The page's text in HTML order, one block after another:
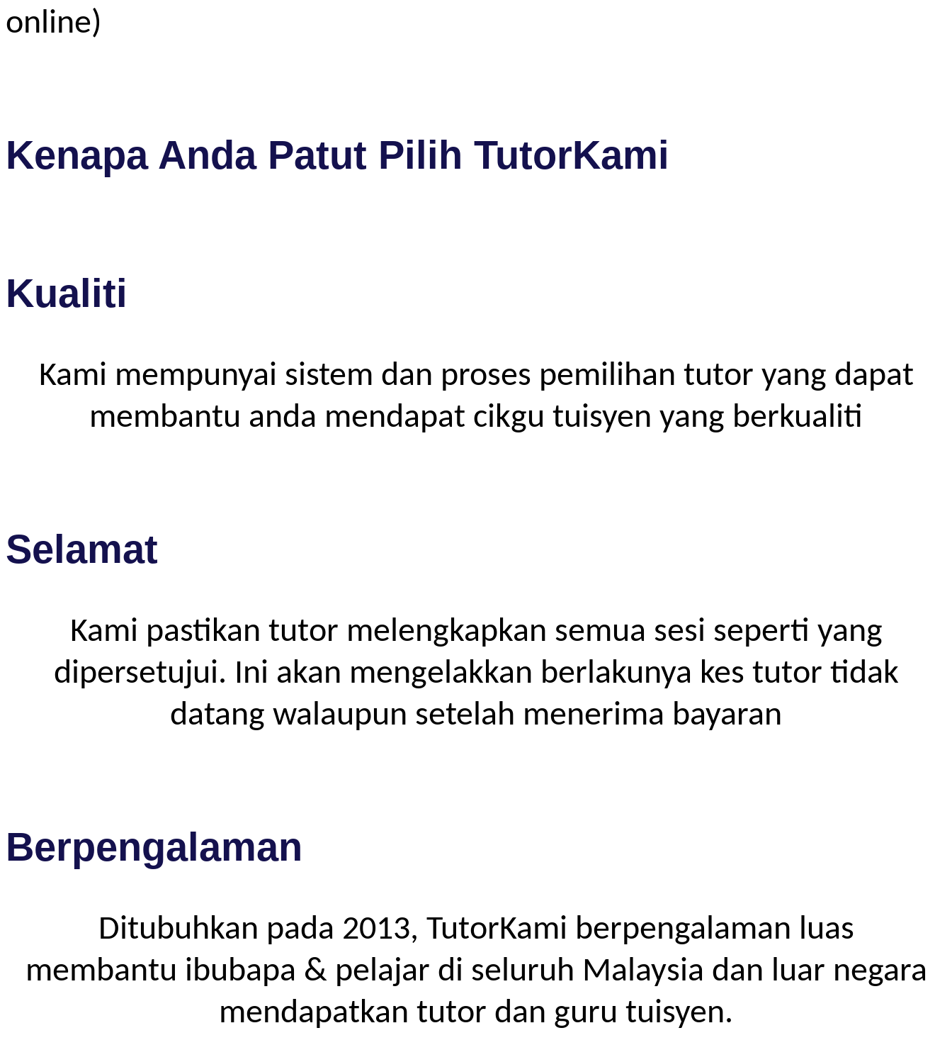
online)
Kenapa Anda Patut Pilih TutorKami
Kualiti
Kami mempunyai sistem dan proses pemilihan tutor yang dapat
membantu anda mendapat cikgu tuisyen yang berkualiti
Selamat
Kami pastikan tutor melengkapkan semua sesi seperti yang
dipersetujui. Ini akan mengelakkan berlakunya kes tutor tidak
datang walaupun setelah menerima bayaran
Berpengalaman
Ditubuhkan pada 2013, TutorKami berpengalaman luas
membantu ibubapa & pelajar di seluruh Malaysia dan luar negara
mendapatkan tutor dan guru tuisyen.